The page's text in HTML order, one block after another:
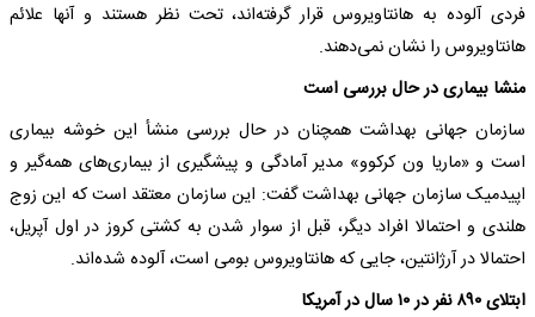
فردی آلوده به هانتاویروس قرار گرفته‌اند، تحت نظر هستند و آنها علائم
هانتاویروس را نشان نمی‌دهند.
منشا بیماری در حال بررسی است
سازمان جهانی بهداشت همچنان در حال بررسی منشأ این خوشه بیماری
است و «ماریا ون کرکوو» مدیر آمادگی و پیشگیری از بیماری‌های همه‌گیر و
اپیدمیک سازمان جهانی بهداشت گفت: این سازمان معتقد است که این زوج
هلندی و احتمالا افراد دیگر، قبل از سوار شدن به کشتی کروز در اول آپریل،
احتمالا در آرژانتین، جایی که هانتاویروس بومی است، آلوده شده‌اند.
ابتلای ۸۹۰ نفر در ۱۰ سال در آمریکا